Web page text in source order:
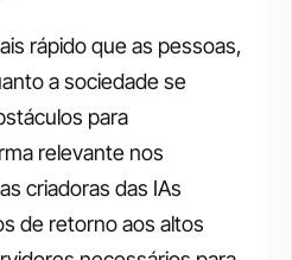
rápido que as pessoas,
a sociedade se
para
relevante nos
criadoras das IAs
de retorno aos altos